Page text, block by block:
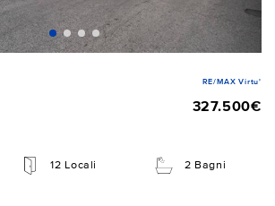
RE/MAX Virtu'
327.500€
12 Locali 2 Bagni